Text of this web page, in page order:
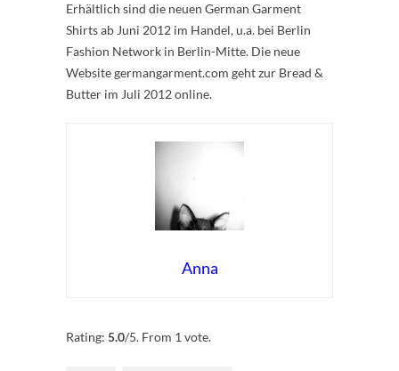
Erhältlich sind die neuen German Garment
Shirts ab Juni 2012 im Handel, u.a. bei Berlin
Fashion Network in Berlin-Mitte. Die neue
Website germangarment.com geht zur Bread &
Butter im Juli 2012 online.
Anna
Rating: 5.0/5. From 1 vote.